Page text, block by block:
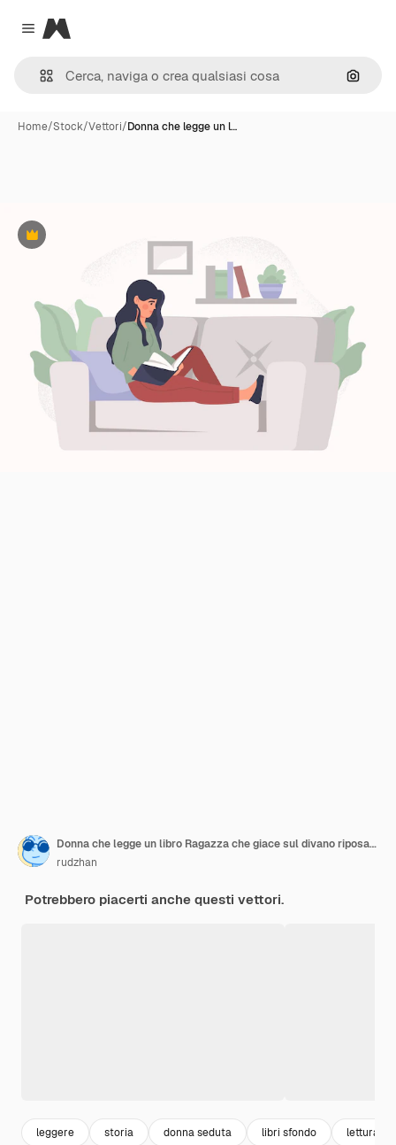
Close menu
Magnific
Cerca
Home/Stock/Vettori/Donna che legge un l…
Premium
Donna che legge un libro Ragazza che giace sul divano riposa dopo il lavoro e hobby utili Amore per la letteratura auto-sviluppo e ricerca di informazioni istruzione a distanza Illustrazione vettoriale piatta cartone animato
rudzhan
Potrebbero piacerti anche questi vettori.
leggere storia donna seduta libri sfondo lettura